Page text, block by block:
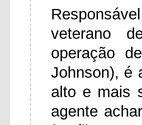
veterano
operação
Johnson), é
alto e mais
agente